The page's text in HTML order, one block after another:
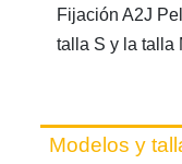
Fijación A2J
talla S y la talla
Modelos y